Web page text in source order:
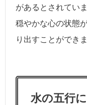
があるとされてい
穏やかな心の状態
り出すことができま
水の五行